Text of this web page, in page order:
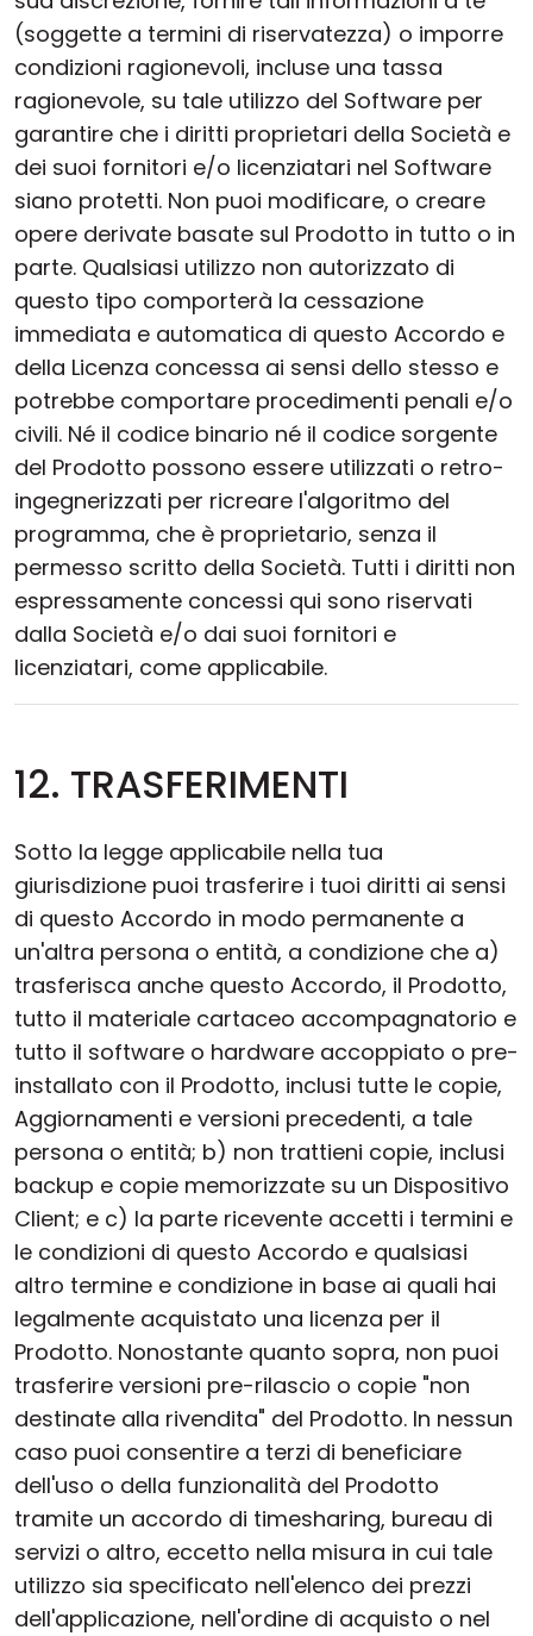
(soggette a termini di riservatezza) o imporre
condizioni ragionevoli, incluse una tassa
ragionevole, su tale utilizzo del Software per
garantire che i diritti proprietari della Società e
dei suoi fornitori e/o licenziatari nel Software
siano protetti. Non puoi modificare, o creare
opere derivate basate sul Prodotto in tutto o in
parte. Qualsiasi utilizzo non autorizzato di
questo tipo comporterà la cessazione
immediata e automatica di questo Accordo e
della Licenza concessa ai sensi dello stesso e
potrebbe comportare procedimenti penali e/o
civili. Né il codice binario né il codice sorgente
del Prodotto possono essere utilizzati o retro-
ingegnerizzati per ricreare l'algoritmo del
programma, che è proprietario, senza il
permesso scritto della Società. Tutti i diritti non
espressamente concessi qui sono riservati
dalla Società e/o dai suoi fornitori e
licenziatari, come applicabile.
12. TRASFERIMENTI
Sotto la legge applicabile nella tua
giurisdizione puoi trasferire i tuoi diritti ai sensi
di questo Accordo in modo permanente a
un'altra persona o entità, a condizione che a)
trasferisca anche questo Accordo, il Prodotto,
tutto il materiale cartaceo accompagnatorio e
tutto il software o hardware accoppiato o pre-
installato con il Prodotto, inclusi tutte le copie,
Aggiornamenti e versioni precedenti, a tale
persona o entità; b) non trattieni copie, inclusi
backup e copie memorizzate su un Dispositivo
Client; e c) la parte ricevente accetti i termini e
le condizioni di questo Accordo e qualsiasi
altro termine e condizione in base ai quali hai
legalmente acquistato una licenza per il
Prodotto. Nonostante quanto sopra, non puoi
trasferire versioni pre-rilascio o copie "non
destinate alla rivendita" del Prodotto. In nessun
caso puoi consentire a terzi di beneficiare
dell'uso o della funzionalità del Prodotto
tramite un accordo di timesharing, bureau di
servizi o altro, eccetto nella misura in cui tale
utilizzo sia specificato nell'elenco dei prezzi
dell'applicazione, nell'ordine di acquisto o nel